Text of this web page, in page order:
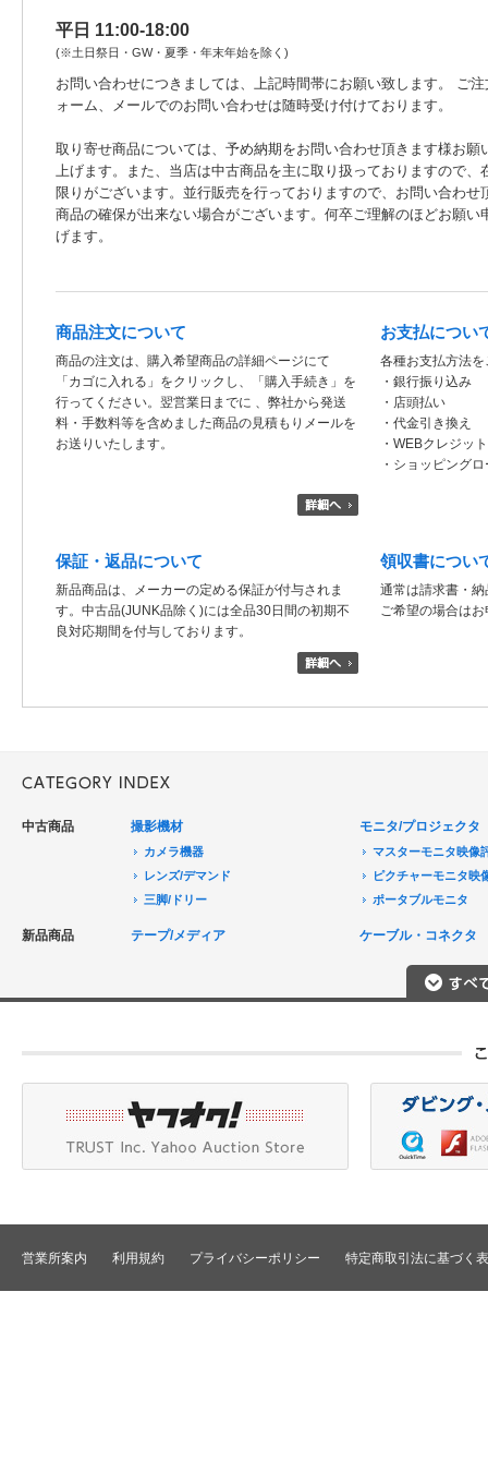
平日 11:00-18:00
(※土日祭日・GW・夏季・年末年始を除く)
お問い合わせにつきましては、上記時間帯にお願い致します。 ご注
ォーム、メールでのお問い合わせは随時受け付けております。
取り寄せ商品については、予め納期をお問い合わせ頂きます様お願
上げます。また、当店は中古商品を主に取り扱っておりますので、
限りがございます。並行販売を行っておりますので、お問い合わせ
商品の確保が出来ない場合がございます。何卒ご理解のほどお願い
げます。
商品注文について
商品の注文は、購入希望商品の詳細ページにて
「カゴに入れる」をクリックし、「購入手続き」を
行ってください。翌営業日までに 、弊社から発送
料・手数料等を含めました商品の見積もりメールを
お送りいたします。
お支払につい
各種お支払方法
・銀行振り込み
・店頭払い
・代金引き換え
・WEBクレジッ
・ショッピング
保証・返品について
新品商品は、メーカーの定める保証が付与されま
す。中古品(JUNK品除く)には全品30日間の初期不
良対応期間を付与しております。
領収書につい
通常は請求書・
ご希望の場合は
中古商品 撮影機材
カメラ機器
レンズ/デマンド
三脚/ドリー
ポータブルレコーダ
SD仕様VTR
HD仕様VTR
メモリーレコーダ/ディスクレコー
VTRインターフェース/アクセサリ
モニタ/プロジェクタ
マスターモニタ映像
ピクチャーモニタ映
ポータブルモニタ
プロジェクタ
プロジェクタアクセ
スイッチャ
編集コントローラ
コンバータ
TBC/FS
新品商品 テープ/メディア
DLT/LTO
ケーブル・コネクタ
営業所案内 利用規約 プライバシーポリシー 特定商取引法に基づく